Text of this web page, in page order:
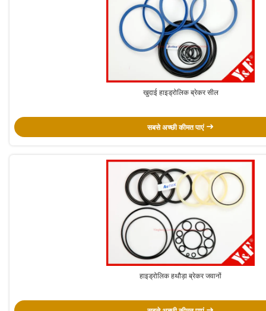
खुदाई हाइड्रोलिक ब्रेकर सील
सबसे अच्छी कीमत पाएं
हाइड्रोलिक हथौड़ा ब्रेकर जवानों